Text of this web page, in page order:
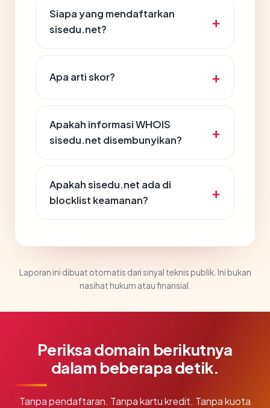
Siapa yang mendaftarkan
sisedu.net?
Apa arti skor?
Apakah informasi WHOIS
sisedu.net disembunyikan?
Apakah sisedu.net ada di
blocklist keamanan?
Laporan ini dibuat otomatis dari sinyal teknis publik. Ini bukan
nasihat hukum atau finansial.
Periksa domain berikutnya
dalam beberapa detik.
Tanpa pendaftaran. Tanpa kartu kredit. Tanpa kuota